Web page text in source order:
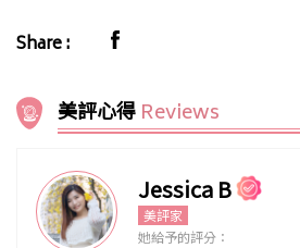
Share :
美評心得 Reviews
Jessica B
美評家
她給予的評分：